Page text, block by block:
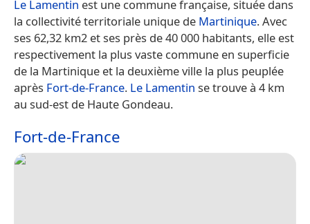
Le Lamentin est une commune française, située dans
la collectivité territoriale unique de Martinique. Avec
ses 62,32 km2 et ses près de 40 000 habitants, elle est
respectivement la plus vaste commune en superficie
de la Martinique et la deuxième ville la plus peuplée
après Fort-de-France. Le Lamentin se trouve à 4 km
au sud-est de Haute Gondeau.
Fort-de-France